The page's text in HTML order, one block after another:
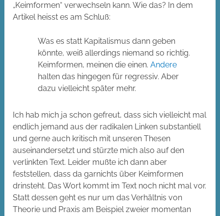
„Keimformen“ verwechseln kann. Wie das? In dem
Artikel heisst es am Schluß:
Was es statt Kapitalismus dann geben
könnte, weiß allerdings niemand so richtig.
Keimformen, meinen die einen.Andere
halten das hingegen für regressiv. Aber
dazu vielleicht später mehr.
Ich hab mich ja schon gefreut, dass sich vielleicht mal
endlich jemand aus der radikalen Linken substantiell
und gerne auch kritisch mit unseren Thesen
auseinandersetzt und stürzte mich also auf den
verlinkten Text. Leider mußte ich dann aber
feststellen, dass da garnichts über Keimformen
drinsteht. Das Wort kommt im Text noch nicht mal vor.
Statt dessen geht es nur um das Verhältnis von
Theorie und Praxis am Beispiel zweier momentan